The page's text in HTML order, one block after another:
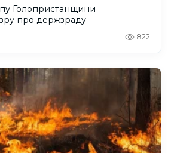
Голопристанщини
про держзраду
822